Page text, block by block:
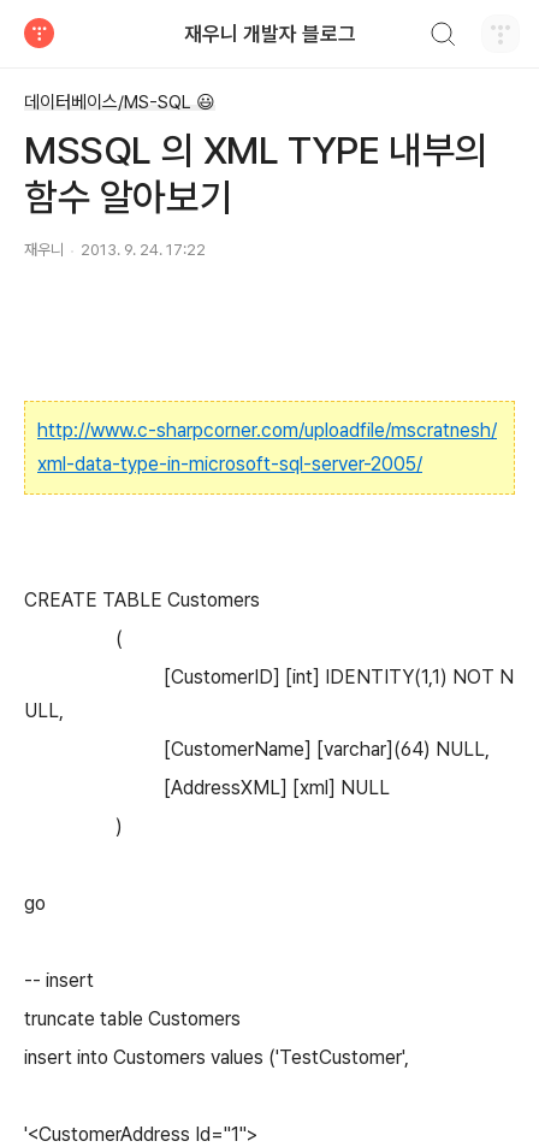
재우니 개발자 블로그
데이터베이스/MS-SQL 😃
MSSQL 의 XML TYPE 내부의
함수 알아보기
재우니 2013. 9. 24. 17:22
http://www.c-sharpcorner.com/uploadfile/mscratnesh/
xml-data-type-in-microsoft-sql-server-2005/
CREATE TABLE Customers
(
[CustomerID] [int] IDENTITY(1,1) NOT N
ULL,
[CustomerName] [varchar](64) NULL,
[AddressXML] [xml] NULL
)
go
-- insert
truncate table Customers
insert into Customers values ('TestCustomer',
'<CustomerAddress Id="1">